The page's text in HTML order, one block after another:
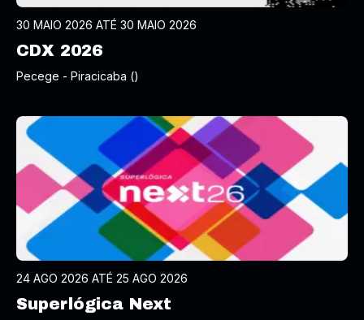
30 MAIO 2026 ATÉ 30 MAIO 2026
CDX 2026
Pecege - Piracicaba ()
24 AGO 2026 ATÉ 25 AGO 2026
Superlógica Next